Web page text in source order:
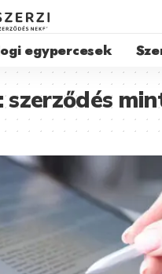
egypercesek
szerződés